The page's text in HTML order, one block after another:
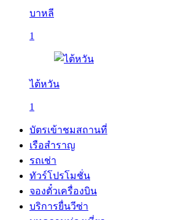
บาหลี
1
ไต้หวัน
1
บัตรเข้าชมสถานที่
เรือสำราญ
รถเช่า
ทัวร์โปรโมชั่น
จองตั๋วเครื่องบิน
บริการยื่นวีซ่า